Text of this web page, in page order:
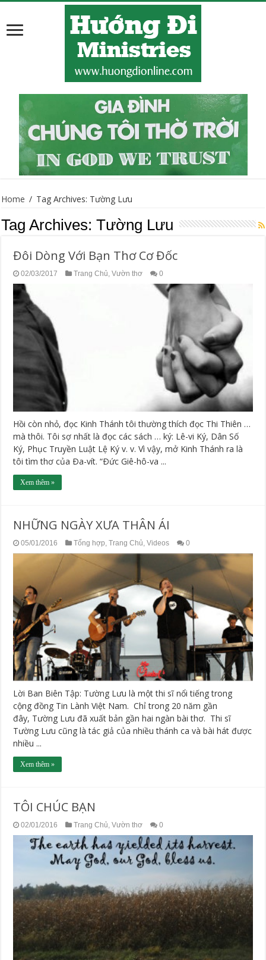
Home / Tag Archives: Tường Lưu
Tag Archives:Tường Lưu
Đôi Dòng Với Bạn Thơ Cơ Đốc
02/03/2017 Trang Chủ,Vườn thơ 0
Hồi còn nhỏ, đọc Kinh Thánh tôi thường thích đọc Thi Thiên …
mà thôi. Tôi sợ nhất là đọc các sách … ký: Lê-vi Ký, Dân Số
Ký, Phục Truyền Luật Lệ Ký v. v. Vì vậy, mở Kinh Thánh ra là
tôi tìm thơ của Ða-vít. “Ðức Giê-hô-va ...
Xem thêm »
NHỮNG NGÀY XƯA THÂN ÁI
05/01/2016 Tổng hợp ,Trang Chủ ,Videos 0
Lời Ban Biên Tập: Tường Lưu là một thi sĩ nổi tiếng trong
cộng đồng Tin Lành Việt Nam. Chỉ trong 20 năm gần
đây, Tường Lưu đã xuất bản gần hai ngàn bài thơ. Thi sĩ
Tường Lưu cũng là tác giả của nhiều thánh ca và bài hát được
nhiều ...
Xem thêm »
TÔI CHÚC BẠN
02/01/2016 Trang Chủ ,Vườn thơ 0